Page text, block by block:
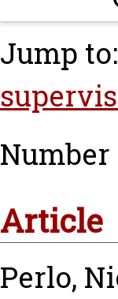
Jump to:
Article
Perlo,